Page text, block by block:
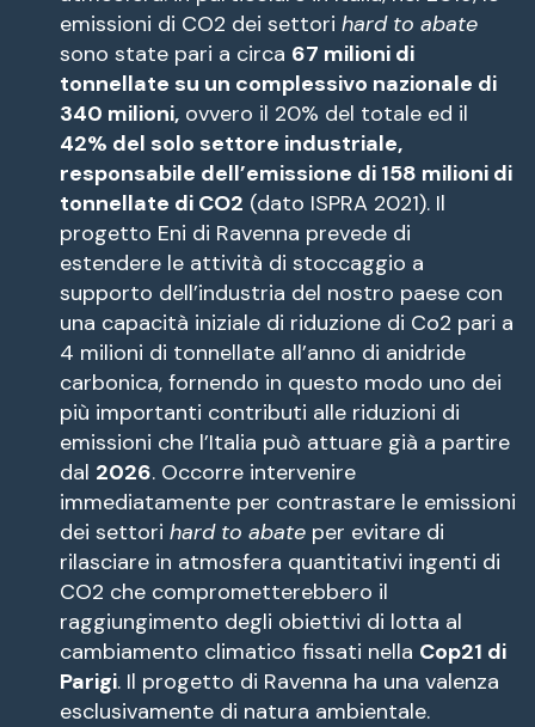
emissioni di CO2 dei settori hard to abate
sono state pari a circa 67 milioni di
tonnellate su un complessivo nazionale di
340 milioni, ovvero il 20% del totale ed il
42% del solo settore industriale,
responsabile dell’emissione di 158 milioni di
tonnellate di CO2 (dato ISPRA 2021). Il
progetto Eni di Ravenna prevede di
estendere le attività di stoccaggio a
supporto dell’industria del nostro paese con
una capacità iniziale di riduzione di Co2 pari a
4 milioni di tonnellate all’anno di anidride
carbonica, fornendo in questo modo uno dei
più importanti contributi alle riduzioni di
emissioni che l’Italia può attuare già a partire
dal 2026. Occorre intervenire
immediatamente per contrastare le emissioni
dei settori hard to abate per evitare di
rilasciare in atmosfera quantitativi ingenti di
CO2 che comprometterebbero il
raggiungimento degli obiettivi di lotta al
cambiamento climatico fissati nella Cop21 di
Parigi. Il progetto di Ravenna ha una valenza
esclusivamente di natura ambientale.